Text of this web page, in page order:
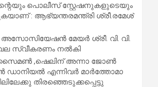
പൊലീസ് സ്റ്റേഷനുകളുടെയും
: ആഭ്യന്തരമന്ത്രി ശ്രീ.രമേശ്
മേയർ ശ്രീ. വി. വി.
സ്വീകരണം നൽകി
സൈമൺ ,ഷെലിന് അന്നാ ജോൺ
ഡാനിയൽ എന്നിവർ മാർത്തോമാ
തിരഞ്ഞെടുക്കപ്പെട്ടു